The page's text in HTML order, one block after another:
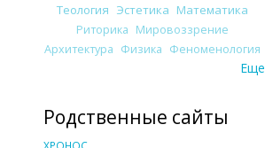
Теология Эстетика Математика
Риторика Мировоззрение
Архитектура Физика Феноменология
Еще
Родственные сайты